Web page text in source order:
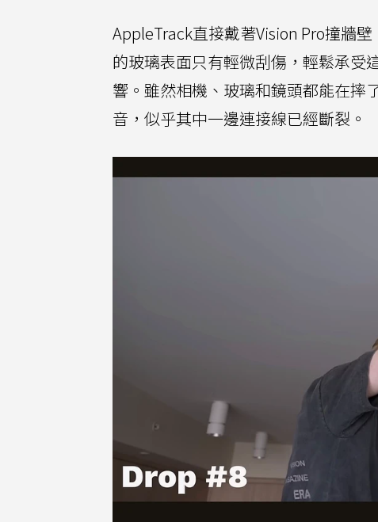
AppleTrack直接戴著Vision Pro撞牆
的玻璃表面只有輕微刮傷，輕鬆承受
響。雖然相機、玻璃和鏡頭都能在摔
音，似乎其中一邊連接線已經斷裂。